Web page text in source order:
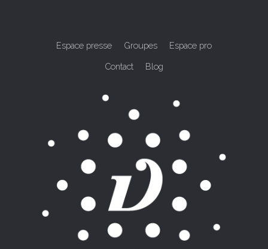
Espace presse Groupes Espace pro
Contact Blog